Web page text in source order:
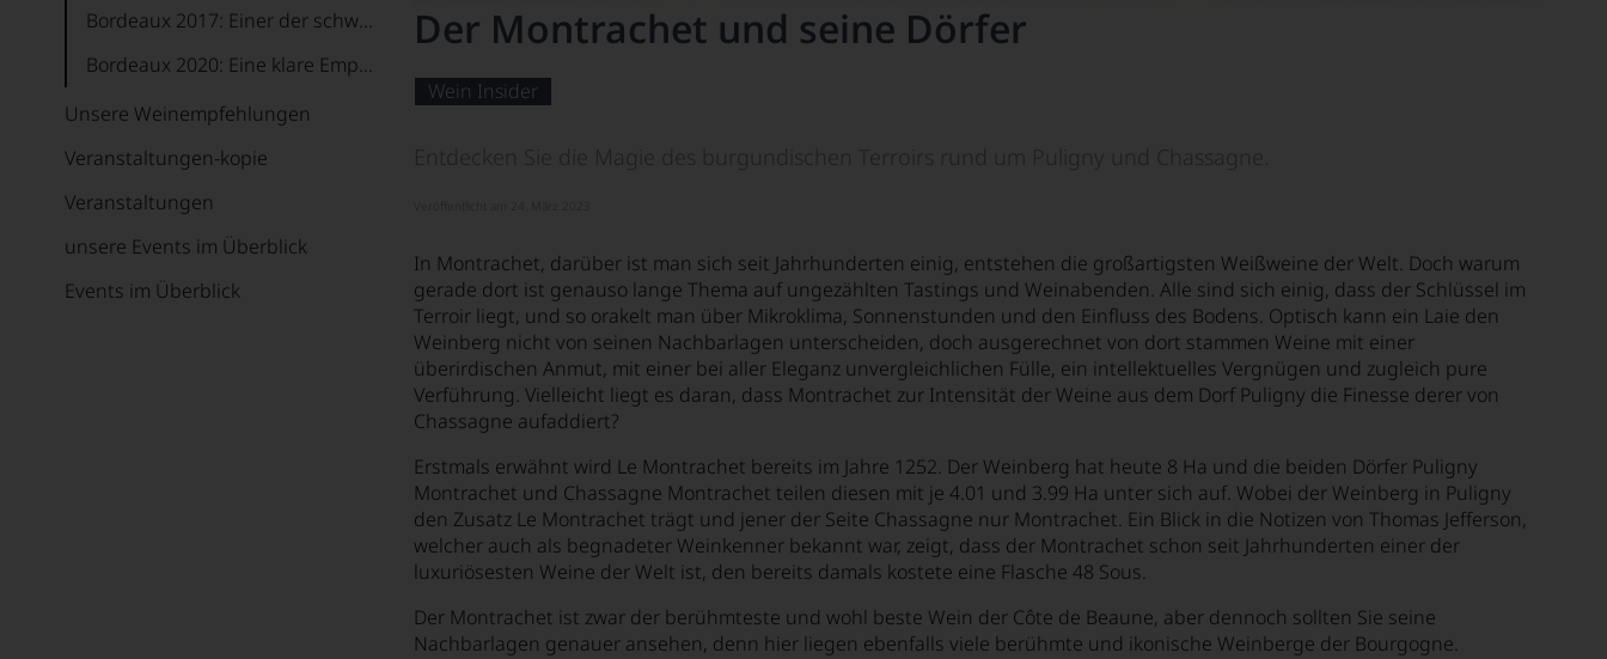
Bordeaux 2017: Einer der schwierigsten Jahrgänge der letzten Jahre
Bordeaux 2020: Eine klare Empfehlung
Bordeaux for Beginners
Bordeaux Subskription
Unsere Weinempfehlungen
Veranstaltungen-kopie
Veranstaltungen
unsere Events im Überblick
Events im Überblick
Dieses
Bild
mithilfe
von
KI
Der Montrachet und seine Dörfer
Wein Insider
In Montrachet, darüber ist man sich seit Jahrhunderten einig, entstehen die großartigsten Weißweine der Welt. Doch warum
gerade dort ist genauso lange Thema auf ungezählten Tastings und Weinabenden. Alle sind sich einig, dass der Schlüssel im
Terroir liegt, und so orakelt man über Mikroklima, Sonnenstunden und den Einfluss des Bodens. Optisch kann ein Laie den
Weinberg nicht von seinen Nachbarlagen unterscheiden, doch ausgerechnet von dort stammen Weine mit einer
überirdischen Anmut, mit einer bei aller Eleganz unvergleichlichen Fülle, ein intellektuelles Vergnügen und zugleich pure
Verführung. Vielleicht liegt es daran, dass Montrachet zur Intensität der Weine aus dem Dorf Puligny die Finesse derer von
Chassagne aufaddiert?
Erstmals erwähnt wird Le Montrachet bereits im Jahre 1252. Der Weinberg hat heute 8 Ha und die beiden Dörfer Puligny
Montrachet und Chassagne Montrachet teilen diesen mit je 4.01 und 3.99 Ha unter sich auf. Wobei der Weinberg in Puligny
den Zusatz Le Montrachet trägt und jener der Seite Chassagne nur Montrachet. Ein Blick in die Notizen von Thomas Jefferson,
welcher auch als begnadeter Weinkenner bekannt war, zeigt, dass der Montrachet schon seit Jahrhunderten einer der
luxuriösesten Weine der Welt ist, den bereits damals kostete eine Flasche 48 Sous.
Der Montrachet ist zwar der berühmteste und wohl beste Wein der Côte de Beaune, aber dennoch sollten Sie seine
Nachbarlagen genauer ansehen, denn hier liegen ebenfalls viele berühmte und ikonische Weinberge der Bourgogne.